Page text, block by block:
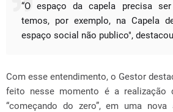
“O espaço da capela precisa
temos, por exemplo, na Capela
espaço social não publico",
Com esse entendimento, o Gestor
feito nesse momento é a realização
“começando do zero”, em uma